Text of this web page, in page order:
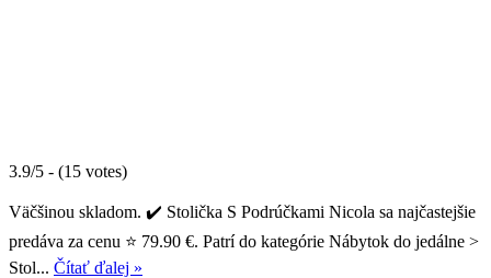
3.9/5 - (15 votes)
Väčšinou skladom. ✔️ Stolička S Podrúčkami Nicola sa najčastejšie
predáva za cenu ⭐ 79.90 €. Patrí do kategórie Nábytok do jedálne >
Stol... Čítať ďalej »